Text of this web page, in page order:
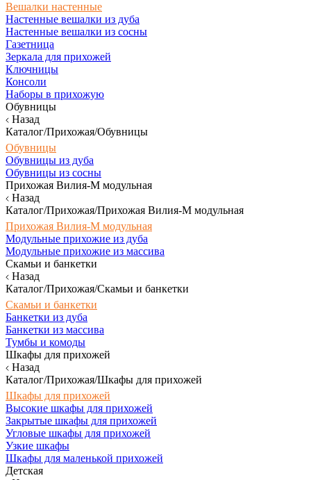
Вешалки настенные
Настенные вешалки из дуба
Настенные вешалки из сосны
Газетница
Зеркала для прихожей
Ключницы
Консоли
Наборы в прихожую
Обувницы
Назад
Каталог/Прихожая/Обувницы
Обувницы
Обувницы из дуба
Обувницы из сосны
Прихожая Вилия-М модульная
Назад
Каталог/Прихожая/Прихожая Вилия-М модульная
Прихожая Вилия-М модульная
Модульные прихожие из дуба
Модульные прихожие из массива
Скамьи и банкетки
Назад
Каталог/Прихожая/Скамьи и банкетки
Скамьи и банкетки
Банкетки из дуба
Банкетки из массива
Тумбы и комоды
Шкафы для прихожей
Назад
Каталог/Прихожая/Шкафы для прихожей
Шкафы для прихожей
Высокие шкафы для прихожей
Закрытые шкафы для прихожей
Угловые шкафы для прихожей
Узкие шкафы
Шкафы для маленькой прихожей
Детская